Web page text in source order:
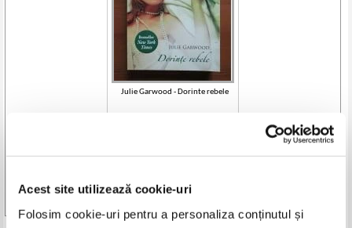
Acest site utilizează cookie-uri
Folosim cookie-uri pentru a personaliza conținutul și
Julie Garwood - Dorinte rebele